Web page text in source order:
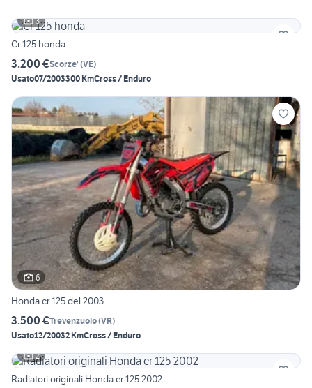
3
Cr 125 honda
3.200 €Scorze' (VE)
Usato07/2003300 KmCross / Enduro
6
Honda cr 125 del 2003
3.500 €Trevenzuolo(VR)
Usato12/20032 KmCross / Enduro
2
Radiatori originali Honda cr 125 2002